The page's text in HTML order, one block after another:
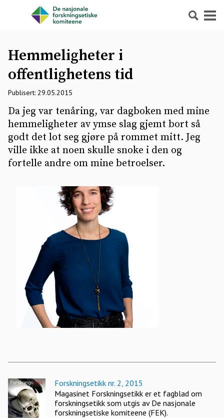
Søk Meny
Hemmeligheter i
offentlighetens tid
Publisert: 29.05.2015
Da jeg var tenåring, var dagboken med mine
hemmeligheter av ymse slag gjemt bort så
godt det lot seg gjøre på rommet mitt. Jeg
ville ikke at noen skulle snoke i den og
fortelle andre om mine betroelser.
Forskningsetikk nr. 2, 2015
Magasinet Forskningsetikk er et fagblad om
forskningsetikk som utgis av De nasjonale
forskningsetiske komiteene (FEK).